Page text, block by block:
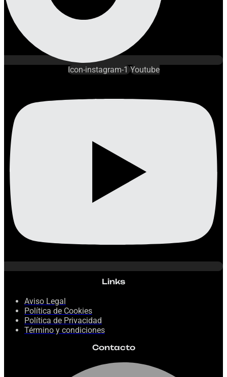
Icon-instagram-1 Youtube
Links
Aviso Legal
Política de Cookies
Política de Privacidad
Término y condiciones
Contacto